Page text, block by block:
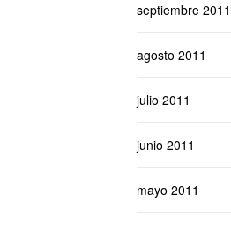
septiembre 2011
agosto 2011
julio 2011
junio 2011
mayo 2011